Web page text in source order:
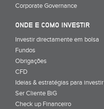
Corporate Governance
ONDE E COMO INVESTIR
Investir directamente em bolsa
Fundos
Obrigações
CFD
Ideias & estratégias para investir
Ser Cliente BiG
Check up Financeiro